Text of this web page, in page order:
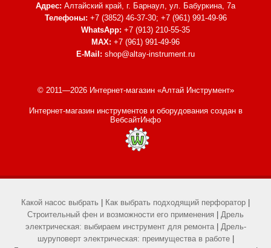
Адрес: Алтайский край, г. Барнаул, ул. Бабуркина, 7а
Телефоны: +7 (3852) 46-37-30; +7 (961) 991-49-96
WhatsApp: +7 (913) 210-55-35
MAX: +7 (961) 991-49-96
E-Mail: shop@altay-instrument.ru
© 2011—2026 Интернет-магазин «Алтай Инструмент»
Интернет-магазин инструментов и оборудованиясоздан в
ВебсайтИнфо
Какой насос выбрать Как выбрать подходящий перфоратор
Строительный фен и возможности его применения
Дрель
электрическая: выбираем инструмент для ремонта| Дрель-
шуруповерт электрическая: преимущества в работе|